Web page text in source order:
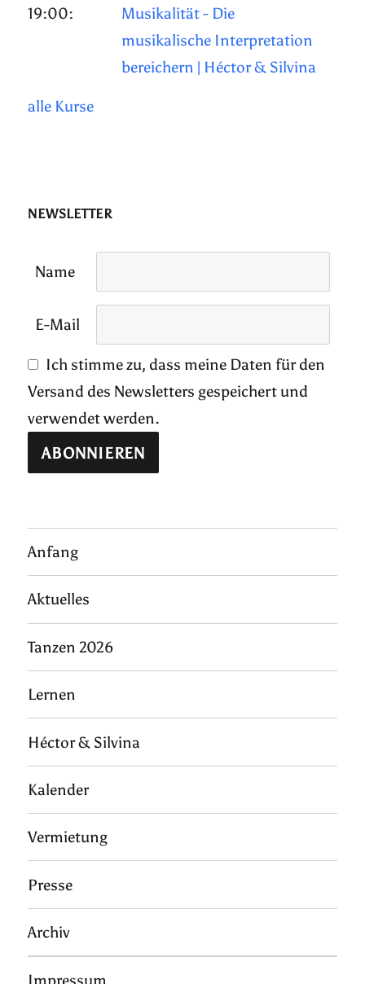
19:00:
Musikalität - Die
musikalische Interpretation
bereichern | Héctor & Silvina
alle Kurse
NEWSLETTER
Name
E-Mail
Ich stimme zu, dass meine Daten für den
Versand des Newsletters gespeichert und
verwendet werden.
Anfang
Aktuelles
Tanzen 2026
Lernen
Héctor & Silvina
Kalender
Vermietung
Presse
Archiv